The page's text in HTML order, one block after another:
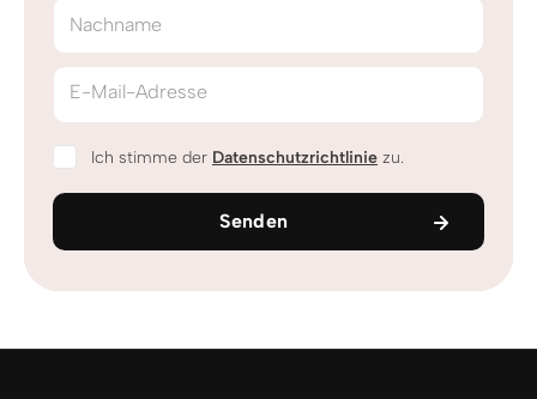
Nachname
E-Mail-Adresse
Ich stimme der Datenschutzrichtlinie zu.
Senden